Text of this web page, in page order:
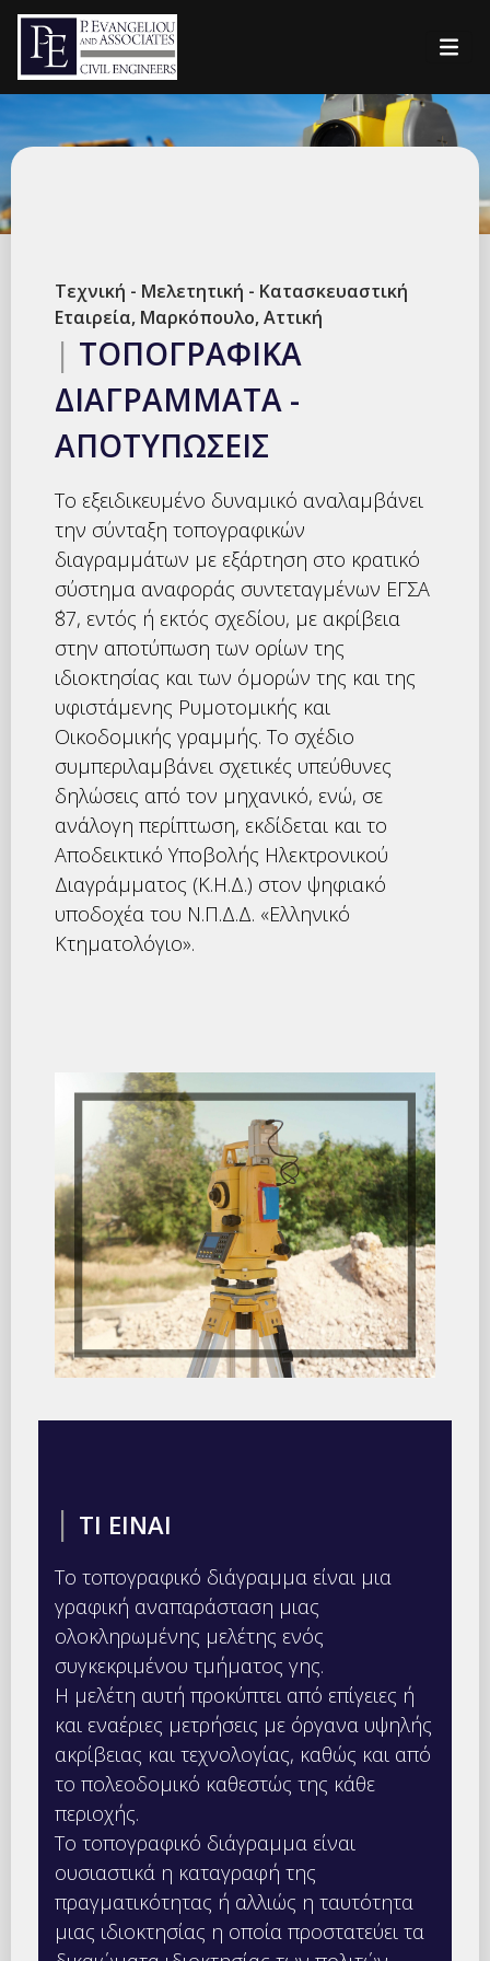
Τεχνική - Μελετητική - Κατασκευαστική
Εταιρεία, Μαρκόπουλο, Αττική
| ΤΟΠΟΓΡΑΦΙΚΑ
ΔΙΑΓΡΑΜΜΑΤΑ -
ΑΠΟΤΥΠΩΣΕΙΣ
Το εξειδικευμένο δυναμικό αναλαμβάνει
την σύνταξη τοπογραφικών
διαγραμμάτων με εξάρτηση στο κρατικό
σύστημα αναφοράς συντεταγμένων ΕΓΣΑ
΄87, εντός ή εκτός σχεδίου, με ακρίβεια
στην αποτύπωση των ορίων της
ιδιοκτησίας και των όμορών της και της
υφιστάμενης Ρυμοτομικής και
Οικοδομικής γραμμής. Το σχέδιο
συμπεριλαμβάνει σχετικές υπεύθυνες
δηλώσεις από τον μηχανικό, ενώ, σε
ανάλογη περίπτωση, εκδίδεται και το
Αποδεικτικό Υποβολής Ηλεκτρονικού
Διαγράμματος (Κ.Η.Δ.) στον ψηφιακό
υποδοχέα του Ν.Π.Δ.Δ. «Ελληνικό
Κτηματολόγιο».
| ΤΙ ΕΙΝΑΙ
Το τοπογραφικό διάγραμμα είναι μια
γραφική αναπαράσταση μιας
ολοκληρωμένης μελέτης ενός
συγκεκριμένου τμήματος γης.
Η μελέτη αυτή προκύπτει από επίγειες ή
και εναέριες μετρήσεις με όργανα υψηλής
ακρίβειας και τεχνολογίας, καθώς και από
το πολεοδομικό καθεστώς της κάθε
περιοχής.
Το τοπογραφικό διάγραμμα είναι
ουσιαστικά η καταγραφή της
πραγματικότητας ή αλλιώς η ταυτότητα
μιας ιδιοκτησίας η οποία προστατεύει τα